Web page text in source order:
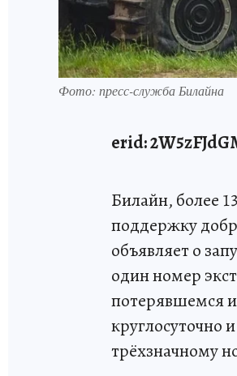
Фото: пресс-служба Билайна
erid:
Билайн, более
поддержку
объявляет о
один номер
потерявшемся
круглосуточно
трёхзначному